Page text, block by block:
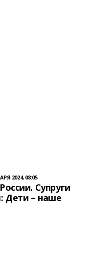
2024, 08:05
Супруги
Дети – наше